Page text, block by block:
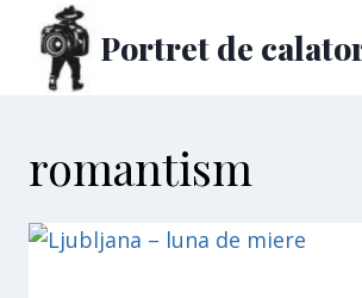
content
Portret de
romantism